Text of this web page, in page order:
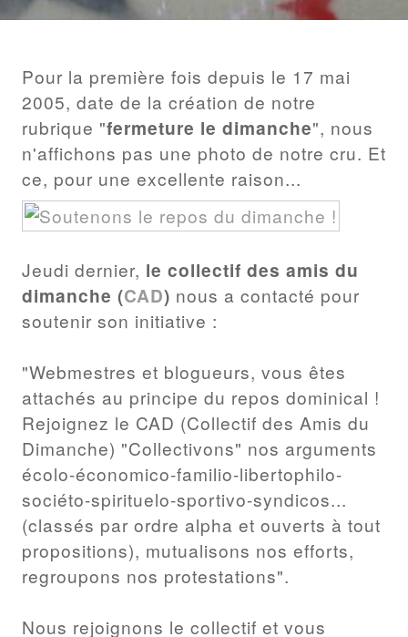
Pour la première fois depuis le 17 mai
2005, date de la création de notre
rubrique "fermeture le dimanche", nous
n'affichons pas une photo de notre cru. Et
ce, pour une excellente raison...
Jeudi dernier, le collectif des amis du
dimanche (CAD) nous a contacté pour
soutenir son initiative :
"Webmestres et blogueurs, vous êtes
attachés au principe du repos dominical !
Rejoignez le CAD (Collectif des Amis du
Dimanche) "Collectivons" nos arguments
écolo-économico-familio-libertophilo-
sociéto-spirituelo-sportivo-syndicos...
(classés par ordre alpha et ouverts à tout
propositions), mutualisons nos efforts,
regroupons nos protestations".
Nous rejoignons le collectif et vous